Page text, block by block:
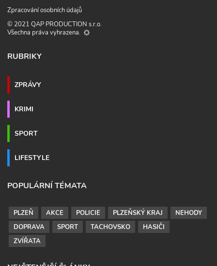
Zpracování osobních údajů
© 2021 QAP PRODUCTION s.r.o.
Všechna práva vyhrazena.
RUBRIKY
ZPRÁVY
KRIMI
SPORT
LIFESTYLE
POPULÁRNÍ TÉMATA
PLZEŇ AKCE POLICIE PLZEŇSKÝ KRAJ
NEHODY
DOPRAVA
SPORT TACHOVSKO
HASIČI
ZVÍŘATA